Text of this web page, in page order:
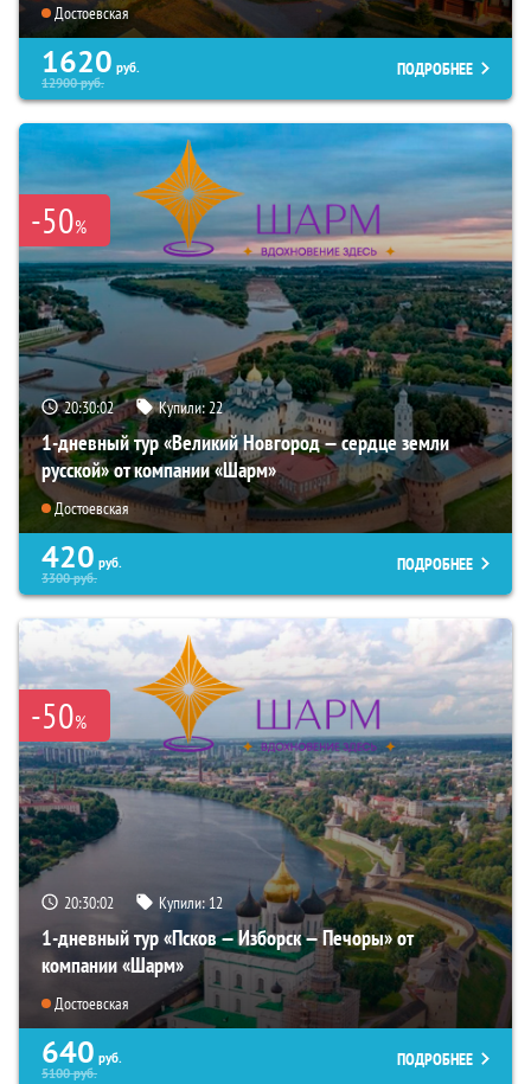
Достоевская
1620 руб.
12900руб.
ПОДРОБНЕЕ
-50%
20:30:01 Купили:22
1-дневный тур «Великий Новгород — сердце земли
русской» от компании «Шарм»
Достоевская
420 руб.
3300руб.
ПОДРОБНЕЕ
-50%
20:30:01 Купили:12
1-дневный тур «Псков — Изборск — Печоры» от
компании «Шарм»
Достоевская
640 руб.
5100руб.
ПОДРОБНЕЕ